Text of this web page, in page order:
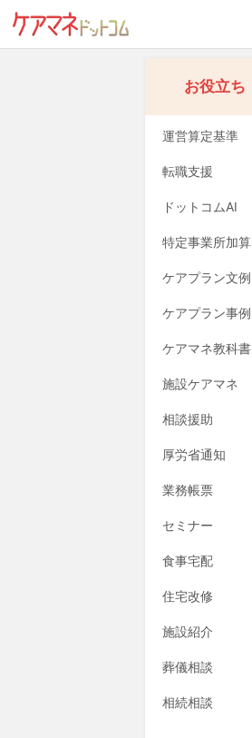
お役立ち
運営算定基準
転職支援
ドットコムAI
特定事業所加算
ケアプラン文例
ケアプラン事例
ケアマネ教科書
施設ケアマネ
相談援助
厚労省通知
業務帳票
セミナー
食事宅配
住宅改修
施設紹介
葬儀相談
相続相談